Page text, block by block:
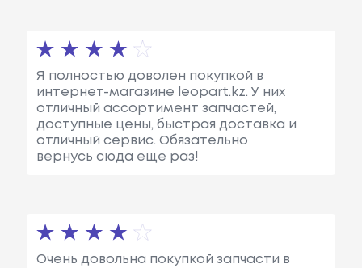
Я полностью доволен покупкой в
интернет-магазине leopart.kz. У них
отличный ассортимент запчастей,
доступные цены, быстрая доставка и
отличный сервис. Обязательно
вернусь сюда еще раз!
Очень довольна покупкой запчасти в